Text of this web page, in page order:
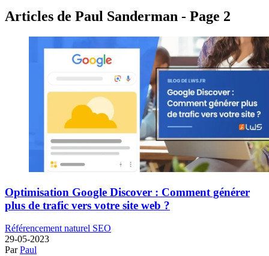
Articles de Paul Sanderman - Page 2
Optimisation Google Discover : Comment générer
plus de trafic vers votre site web ?
Référencement naturel SEO
29-05-2023
ParPaul